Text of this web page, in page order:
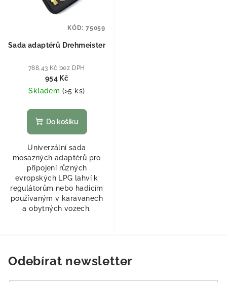
Sada adaptérů Drehmeister
788,43 Kč bez DPH
954 Kč
Skladem (>5 ks)
Do košíku
Univerzální sada
mosazných adaptérů pro
připojení různých
evropských LPG lahví k
regulátorům nebo hadicím
používaným v karavanech
a obytných vozech.
KÓD: 75059
Odebírat newsletter